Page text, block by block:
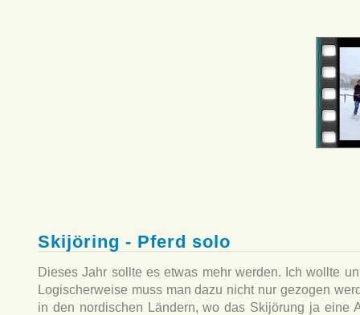
Skijöring - Pferd solo
Dieses Jahr sollte es etwas mehr werden. Ich wollte
Logischerweise muss man dazu nicht nur gezogen
in den nordischen Ländern, wo das Skijörung ja eine